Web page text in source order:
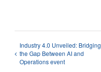
Industry 4.0 Unveiled: Bridging
the Gap Between AI and
Operations event